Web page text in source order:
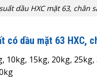
dầu HXC mặt 63, chân
có dầu mặt 63 HXC,
10kg, 15kg, 20kg,